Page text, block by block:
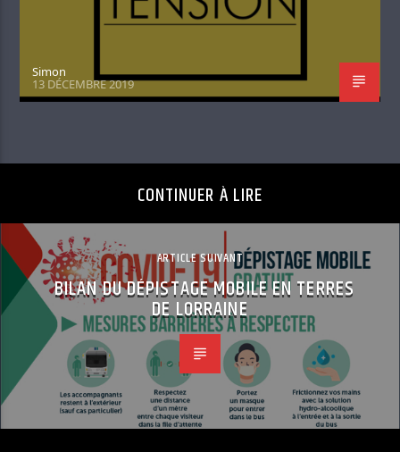
Simon
13 DÉCEMBRE 2019
CONTINUER À LIRE
ARTICLE SUIVANT
BILAN DU DÉPISTAGE MOBILE EN TERRES
DE LORRAINE